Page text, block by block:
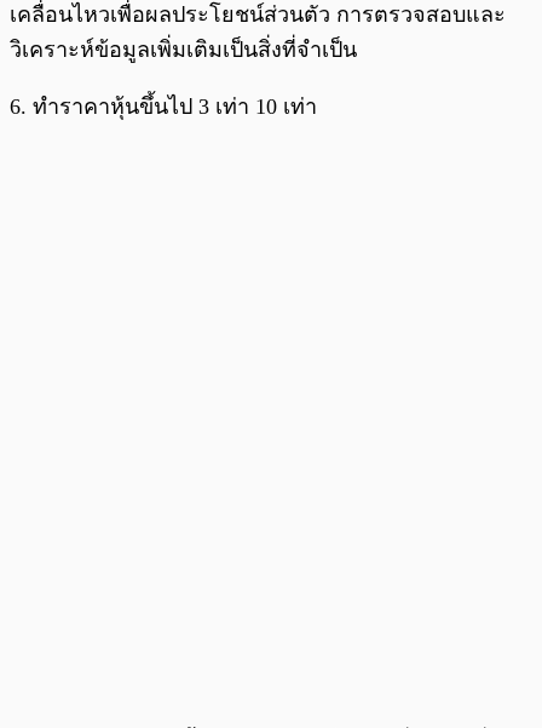
เคลื่อนไหวเพื่อผลประโยชน์ส่วนตัว การตรวจสอบและ
วิเคราะห์ข้อมูลเพิ่มเติมเป็นสิ่งที่จำเป็น
6. ทำราคาหุ้นขึ้นไป 3 เท่า 10 เท่า